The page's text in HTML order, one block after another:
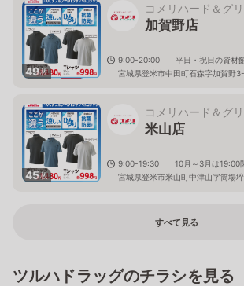
49枚
コメリハード＆グ
加賀野店
9:00-20:00 平日・祝日の資材
宮城県登米市中田町石森字加賀野
45枚
コメリハード＆グ
米山店
9:00-19:30 10月～3月は19:00
宮城県登米市米山町中津山字筒場
すべて見る
ツルハドラッグのチラシを見る